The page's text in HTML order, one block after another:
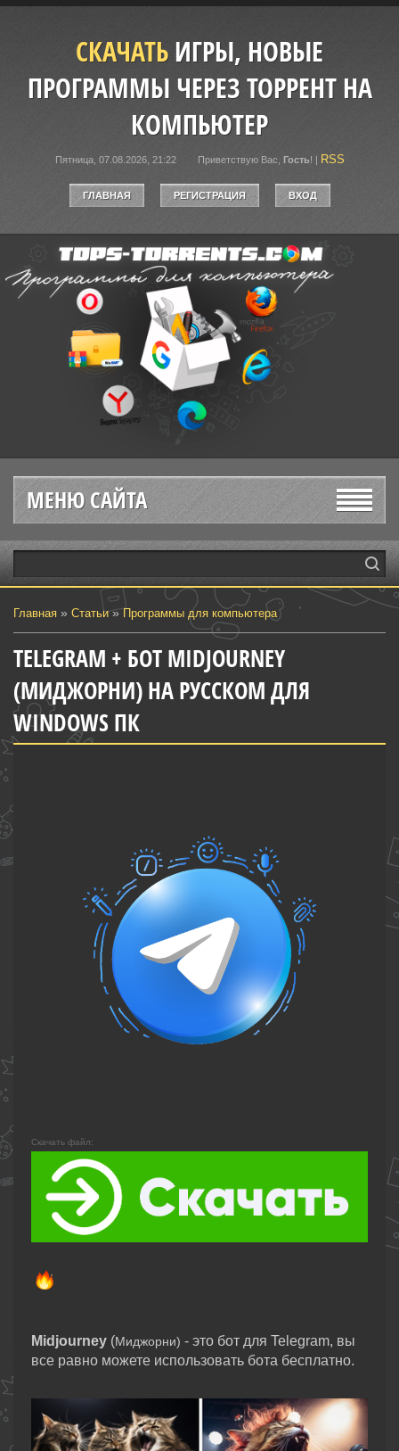
СКАЧАТЬИГРЫ, НОВЫЕ
ПРОГРАММЫ ЧЕРЕЗ ТОРРЕНТ НА
КОМПЬЮТЕР
Пятница, 07.08.2026, 21:22 Приветствую Вас Гость! | RSS
ГЛАВНАЯ РЕГИСТРАЦИЯ ВХОД
МЕНЮ САЙТА
Главная » Статьи»Программы для компьютера
TELEGRAM + БОТ MIDJOURNEY
(МИДЖОРНИ) НА РУССКОМ ДЛЯ
WINDOWS ПК
Скачать файл:
Midjourney (Миджорни) - это бот для Telegram, вы
все равно можете использовать бота бесплатно.